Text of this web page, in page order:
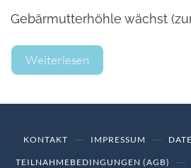
Gebärmutterhöhle wächst
Weiterlesen
KONTAKT IMPRESSUM
TEILNAHMEBEDINGUNGEN (AGB)